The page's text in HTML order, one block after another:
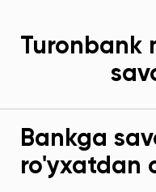
Turonbank
Bankga
ro'yxatdan